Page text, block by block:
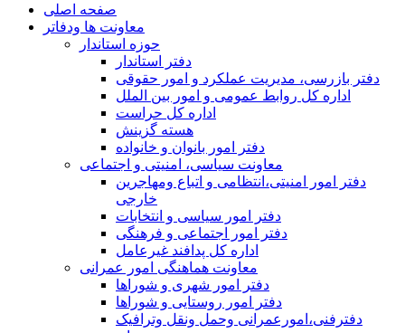
صفحه اصلی
معاونت ها ودفاتر
حوزه استاندار
دفتر استاندار
دفتر بازرسی، مدیریت عملکرد و امور حقوقی
اداره کل روابط عمومی و امور بین الملل
اداره کل حراست
هسته گزینش
دفتر امور بانوان و خانواده
معاونت سیاسی، امنیتی و اجتماعی
دفتر امور امنيتی،انتظامی و اتباع ومهاجرین
خارجی
دفتر امور سیاسی و انتخابات
دفتر امور اجتماعی و فرهنگی
اداره کل پدافند غیرعامل
معاونت هماهنگی امور عمرانی
دفتر امور شهری و شوراها
دفتر امور روستایی و شوراها
دفترفنی،امورعمرانی وحمل ونقل وترافيک